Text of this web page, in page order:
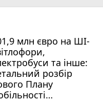
млн євро на ШІ-
та інше:
розбір
Плану